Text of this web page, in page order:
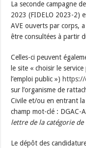
La seconde campagne
2023 (FIDELO 2023-2)
AVE ouverts par corps,
être consultées à partir
Celles-ci peuvent
le site « choisir le
l’emploi public ») https://
sur l’organisme de
Civile et/ou en entrant
champ mot-clé : DGAC-
lettre de la catégorie
Le dépôt des